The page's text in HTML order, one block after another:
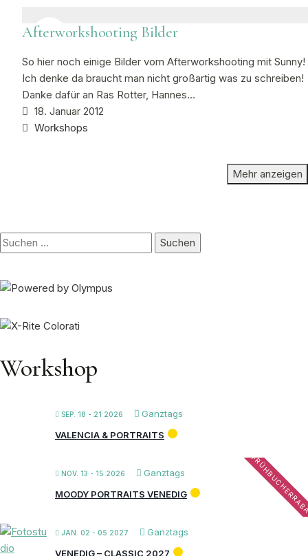
Afterworkshooting Bilder
So hier noch einige Bilder vom Afterworkshooting mit Sunny!
Ich denke da braucht man nicht großartig was zu schreiben!
Danke dafür an Ras Rotter, Hannes…
18. Januar 2012
Workshops
Mehr anzeigen
Suchen
nach:
Workshop
SEP. 18 - 21 2026
Ganztags
VALENCIA & PORTRAITS
NOV. 13 - 15 2026 Ganztags
MOODY PORTRAITS VENEDIG
JAN. 02 - 05 2027
Ganztags
VENEDIG – CLASSIC 2027